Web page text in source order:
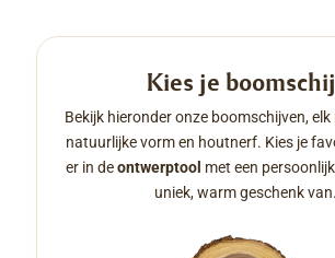
Kies je
Bekijk hieronder onze boomschijven, elk
natuurlijke vorm en houtnerf. Kies je
er in deontwerptool met een
uniek, warm geschenk van.